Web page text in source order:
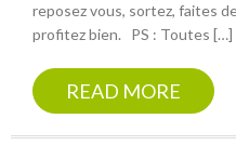
reposez vous, sortez, faites
profitez bien. PS : Toutes […]
READ MORE